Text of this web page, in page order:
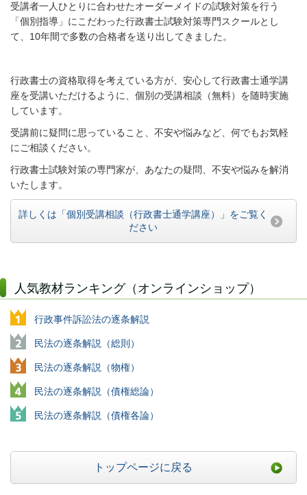
受講者一人ひとりに合わせたオーダーメイドの試験対策を行う
「個別指導」にこだわった行政書士試験対策専門スクールとし
て、10年間で多数の合格者を送り出してきました。
行政書士の資格取得を考えている方が、安心して行政書士通学講
座を受講いただけるように、個別の受講相談（無料）を随時実施
しています。
受講前に疑問に思っていること、不安や悩みなど、何でもお気軽
にご相談ください。
行政書士試験対策の専門家が、あなたの疑問、不安や悩みを解消
いたします。
詳しくは「個別受講相談（行政書士通学講座）」をご覧く
ださい
人気教材ランキング（オンラインショップ）
行政事件訴訟法の逐条解説
民法の逐条解説（総則）
民法の逐条解説（物権）
民法の逐条解説（債権総論）
民法の逐条解説（債権各論）
トップページに戻る